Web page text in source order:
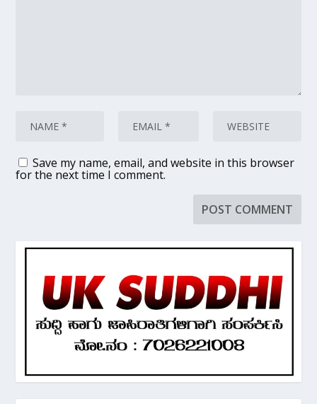
Save my name, email, and website in this browser
for the next time I comment.